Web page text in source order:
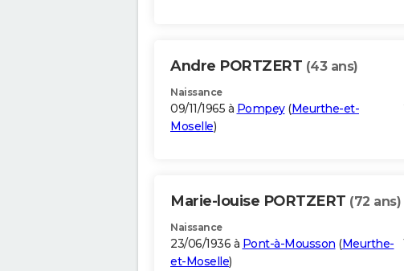
Andre PORTZERT (43 ans)
Naissance
09/11/1965 à Pompey(Meurthe-et-
Moselle)
Marie-louise PORTZERT (72 ans)
Naissance
23/06/1936 à Pont-à-Mousson (Meurthe-
et-Moselle)